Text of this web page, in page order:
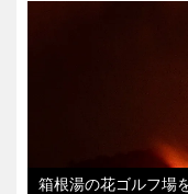
箱根湯の花ゴルフ場